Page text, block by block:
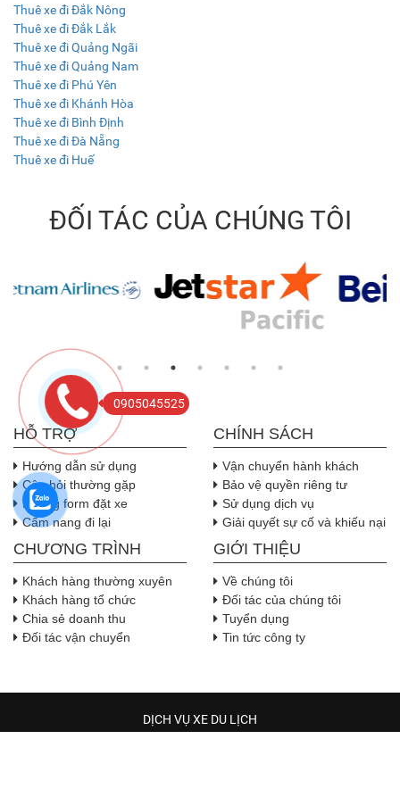
Thuê xe đi Đắk Nông
Thuê xe đi Đắk Lắk
Thuê xe đi Quảng Ngãi
Thuê xe đi Quảng Nam
Thuê xe đi Phú Yên
Thuê xe đi Khánh Hòa
Thuê xe đi Bình Định
Thuê xe đi Đà Nẵng
Thuê xe đi Huế
ĐỐI TÁC CỦA CHÚNG TÔI
HỖ TRỢ
Hướng dẫn sử dụng
Câu hỏi thường gặp
Nhúng form đặt xe
Cẩm nang đi lại
CHÍNH SÁCH
Vận chuyển hành khách
Bảo vệ quyền riêng tư
Sử dụng dịch vụ
Giải quyết sự cố và khiếu nại
CHƯƠNG TRÌNH
Khách hàng thường xuyên
Khách hàng tổ chức
Chia sẻ doanh thu
Đối tác vận chuyển
GIỚI THIỆU
Về chúng tôi
Đối tác của chúng tôi
Tuyển dụng
Tin tức công ty
DỊCH VỤ XE DU LỊCH
0905045525